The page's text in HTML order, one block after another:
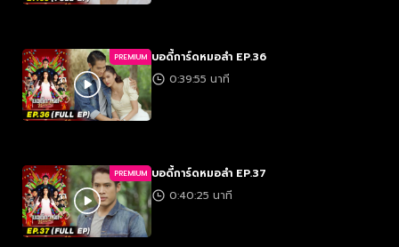
PREMIUM บอดี้การ์ดหมอลำ EP.36
0:39:55 นาที
PREMIUM บอดี้การ์ดหมอลำ EP.37
0:40:25 นาที